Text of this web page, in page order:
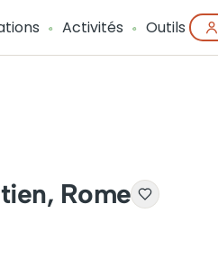
Activités Outils
Rome